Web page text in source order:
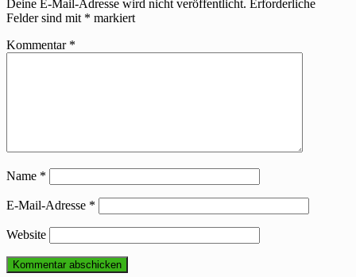
Deine E-Mail-Adresse wird nicht veröffentlicht. Erforderliche
Felder sind mit * markiert
Kommentar *
Name *
E-Mail-Adresse *
Website